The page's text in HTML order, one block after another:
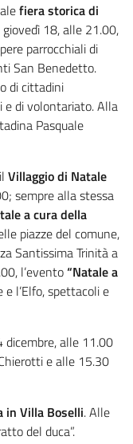
fiera storica di
18, alle 21.00,
parrocchiali di
San Benedetto.
di cittadini
di volontariato. Alla
Pasquale
Villaggio di Natale
sempre alla stessa
a cura della
piazze del comune,
Santissima Trinità a
l’evento“Natale a
l’Elfo, spettacoli e
dicembre, alle 11.00
e alle 15.30
in Villa Boselli. Alle
del duca”.